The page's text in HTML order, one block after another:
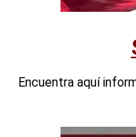
Encuentra aquí